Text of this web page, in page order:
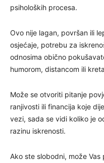
psiholoških procesa.
Ovo nije lagan, površan ili
osjećaje, potrebu za
odnosima obično
humorom, distancom ili
Može se otvoriti pitanje
ranjivosti ili financija koje
vezi, sada se vidi koliko je
razinu iskrenosti.
Ako ste slobodni, može